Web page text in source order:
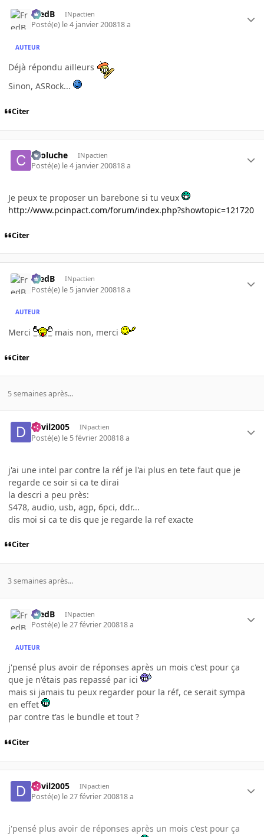
FredB INpactien
Posté(e) le 4 janvier 200818 a
AUTEUR
Déjà répondu ailleurs
Sinon, ASRock...
Citer
cooluche INpactien
Posté(e) le 4 janvier 200818 a
Je peux te proposer un barebone si tu veux
http://www.pcinpact.com/forum/index.php?showtopic=121720
Citer
FredB INpactien
Posté(e) le 5 janvier 200818 a
AUTEUR
Merci mais non, merci
Citer
5 semaines après...
devil2005 INpactien
Posté(e) le 5 février 200818 a
j'ai une intel par contre la réf je l'ai plus en tete faut que je
regarde ce soir si ca te dirai
la descri a peu près:
S478, audio, usb, agp, 6pci, ddr...
dis moi si ca te dis que je regarde la ref exacte
Citer
3 semaines après...
FredB INpactien
Posté(e) le 27 février 200818 a
AUTEUR
j'pensé plus avoir de réponses après un mois c'est pour ça
que je n'étais pas repassé par ici
mais si jamais tu peux regarder pour la réf, ce serait sympa
en effet
par contre t'as le bundle et tout ?
Citer
devil2005 INpactien
Posté(e) le 27 février 200818 a
j'pensé plus avoir de réponses après un mois c'est pour ça